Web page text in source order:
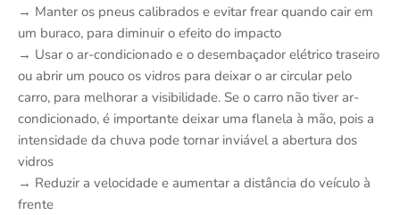
→ Manter os pneus calibrados e evitar frear quando cair em
um buraco, para diminuir o efeito do impacto
→ Usar o ar-condicionado e o desembaçador elétrico traseiro
ou abrir um pouco os vidros para deixar o ar circular pelo
carro, para melhorar a visibilidade. Se o carro não tiver ar-
condicionado, é importante deixar uma flanela à mão, pois a
intensidade da chuva pode tornar inviável a abertura dos
vidros
→ Reduzir a velocidade e aumentar a distância do veículo à
frente